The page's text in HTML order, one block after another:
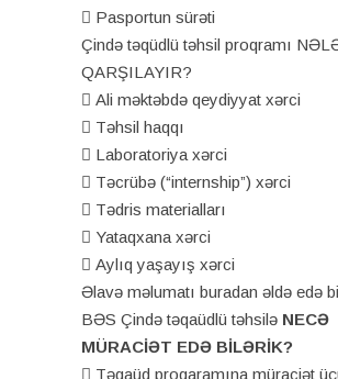
 Pasportun sürəti
Çində təqüdlü təhsil proqramı
QARŞILAYIR?
 Ali məktəbdə qeydiyyat xərci
 Təhsil haqqı
 Laboratoriya xərci
 Təcrübə (“internship”) xərci
 Tədris materialları
 Yataqxana xərci
 Aylıq yaşayış xərci
Əlavə məlumatı buradan əldə edə
BƏS Çində təqaüdlü təhsilə NECƏ
MÜRACİƏT EDƏ BİLƏRİK?
 Təqaüd proqaramına müraciət